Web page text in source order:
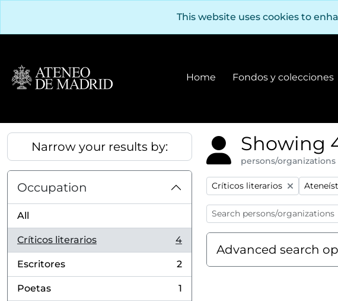
This website uses cookies to
Home Fondos y colecciones
Fondos y
Narrow your results by:
Occupation
All
Críticos literarios
, 4 results
4
Escritores
, 2 results
2
Poetas
, 1 results
1
Showing
persons/organizations
Remove filter:
Críticos literarios
Advanced search